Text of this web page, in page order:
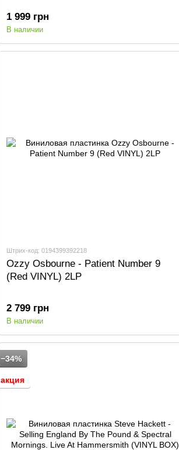
1 999 грн
В наличии
Штрих-код: 0194399392218
Ozzy Osbourne - Patient Number 9
(Red VINYL) 2LP
2 799 грн
В наличии
−34%
акция